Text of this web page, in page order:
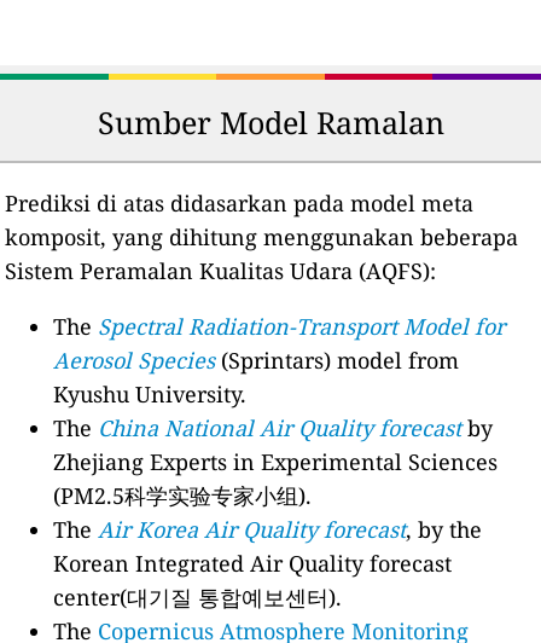
Sumber Model Ramalan
Prediksi di atas didasarkan pada model meta
komposit, yang dihitung menggunakan beberapa
Sistem Peramalan Kualitas Udara (AQFS):
The Spectral Radiation-Transport Model for
Aerosol Species(Sprintars) model from
Kyushu University.
The China National Air Quality forecastby
Zhejiang Experts in Experimental Sciences
(PM2.5科学实验专家小组).
TheAir Korea Air Quality forecast, by the
Korean Integrated Air Quality forecast
center(대기질 통합예보센터).
The Copernicus Atmosphere Monitoring